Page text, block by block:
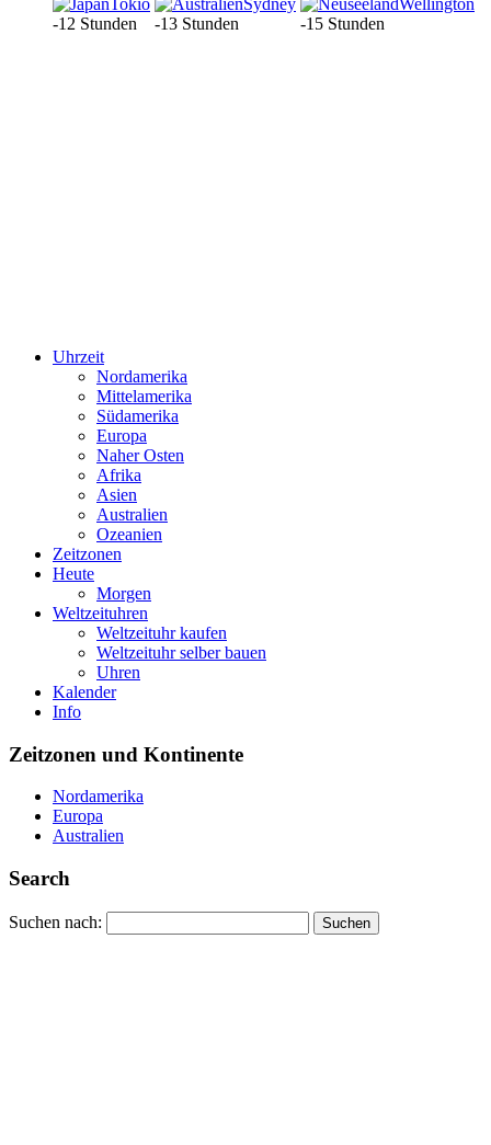
Tokio
-12 Stunden
Sydney
-13 Stunden
Wellington
-15 Stunden
Uhrzeit
Nordamerika
Mittelamerika
Südamerika
Europa
Naher Osten
Afrika
Asien
Australien
Ozeanien
Zeitzonen
Heute
Morgen
Weltzeituhren
Weltzeituhr kaufen
Weltzeituhr selber bauen
Uhren
Kalender
Info
Zeitzonen und Kontinente
Nordamerika
Europa
Australien
Search
Suchen nach: